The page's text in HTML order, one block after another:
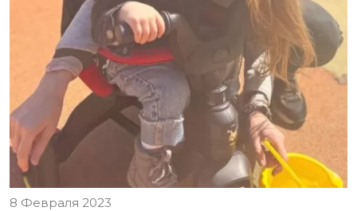
8 Февраля 2023